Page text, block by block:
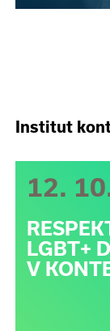
Institut
12.
LGBT+
V